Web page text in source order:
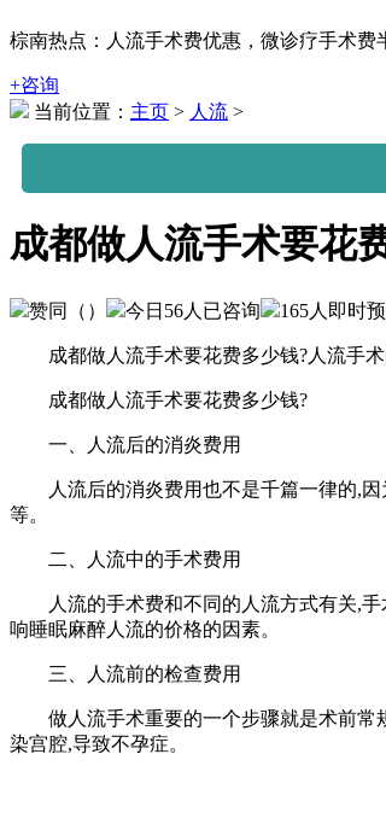
棕南热点：人流手术费优惠，微诊疗手术费
+咨询
当前位置： 主页 > 人流 >
成都做人流手术要花
赞同（ ） 今日 56人已咨询 165人即时
成都做人流手术要花费多少钱?人流手术
成都做人流手术要花费多少钱?
一、人流后的消炎费用
人流后的消炎费用也不是千篇一律的,因
等。
二、人流中的手术费用
人流的手术费和不同的人流方式有关,手
响睡眠麻醉人流的价格的因素。
三、人流前的检查费用
做人流手术重要的一个步骤就是术前常规
染宫腔,导致不孕症。